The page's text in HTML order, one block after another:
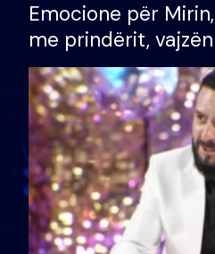
Emocione për
me prindërit,
bashkëshorten:
divorci apo jo?